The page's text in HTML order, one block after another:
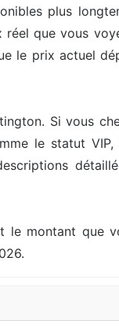
plus
réel que vous
le prix actuel
Si vous
le statut VIP,
le montant que